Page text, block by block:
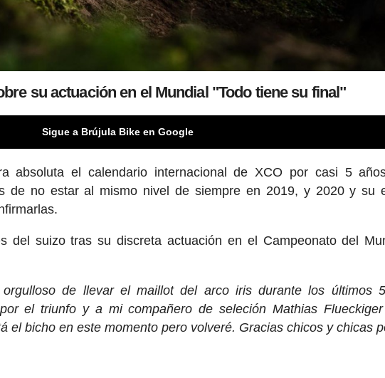
su actuación en el Mundial "Todo tiene su final"
Sigue a Brújula Bike en Google
absoluta el calendario internacional de XCO por casi 5
de no estar al mismo nivel de siempre en 2019, y 2020 y su
del suizo tras su discreta actuación en el Campeonato del
de llevar el maillot del arco iris durante los últimos
el triunfo y a mi compañero de seleción Mathias
el bicho en este momento pero volveré. Gracias chicos y chicas